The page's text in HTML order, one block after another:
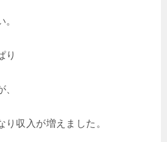
り
収入が増えました。